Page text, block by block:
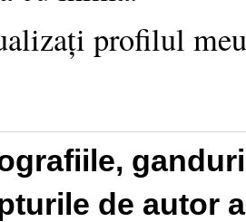
profilul
de autor